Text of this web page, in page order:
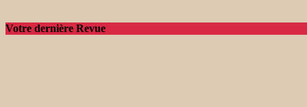
Votre dernière Revue